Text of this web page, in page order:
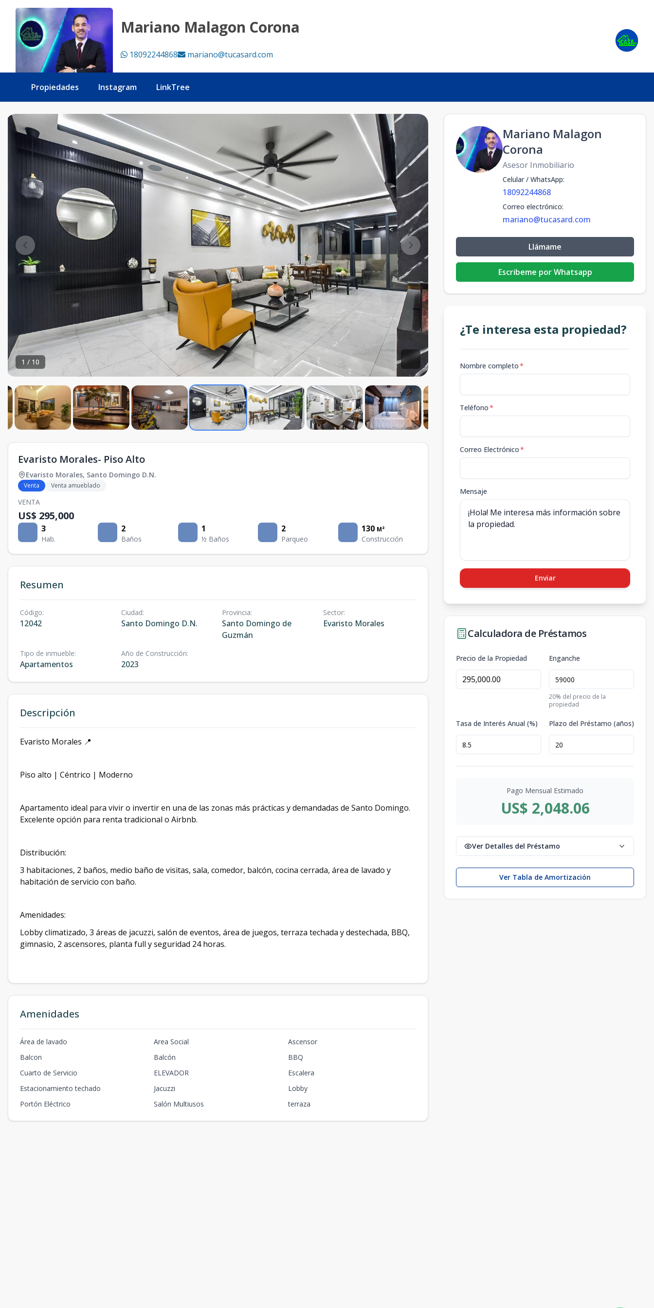
Mariano Malagon Corona
18092244868 mariano@tucasard.com
Propiedades Instagram LinkTree
1 / 10
Evaristo Morales- Piso Alto
Evaristo Morales, Santo Domingo D.N.
Venta Venta amueblado
VENTA
US$ 295,000
3
Hab.
2
Baños
1
½ Baños
2
Parqueo
130 M²
Construcción
Resumen
Código:
12042
Ciudad:
Santo Domingo D.N.
Provincia:
Santo Domingo de
Guzmán
Sector:
Evaristo Morales
Tipo de inmueble:
Apartamentos
Año de Construcción:
2023
Descripción
Evaristo Morales 📍
Piso alto | Céntrico | Moderno
Apartamento ideal para vivir o invertir en una de las zonas más prácticas y demandadas de Santo Domingo.
Excelente opción para renta tradicional o Airbnb.
Distribución:
3 habitaciones, 2 baños, medio baño de visitas, sala, comedor, balcón, cocina cerrada, área de lavado y
habitación de servicio con baño.
Amenidades:
Lobby climatizado, 3 áreas de jacuzzi, salón de eventos, área de juegos, terraza techada y destechada, BBQ,
gimnasio, 2 ascensores, planta full y seguridad 24 horas.
Amenidades
Área de lavado Area Social
Ascensor
Balcon
Balcón
BBQ
Cuarto de Servicio
ELEVADOR
Escalera
Estacionamiento techado
Jacuzzi
Lobby
Portón Eléctrico
Salón Multiusos terraza
Mariano Malagon
Corona
Asesor Inmobiliario
Celular / WhatsApp:
18092244868
Correo electrónico:
mariano@tucasard.com
Llámame
Escribeme por Whatsapp
¿Te interesa esta propiedad?
Nombre completo*
Teléfono*
Correo Electrónico*
Mensaje
Enviar
Calculadora de Préstamos
Precio de la Propiedad Enganche
20% del precio de la
propiedad
Tasa de Interés Anual (%) Plazo del Préstamo (años)
Pago Mensual Estimado
US$ 2,048.06
Ver Detalles del Préstamo
Ver Tabla de Amortización
Evaristo Morales- Piso Alto - Tu Casa RD